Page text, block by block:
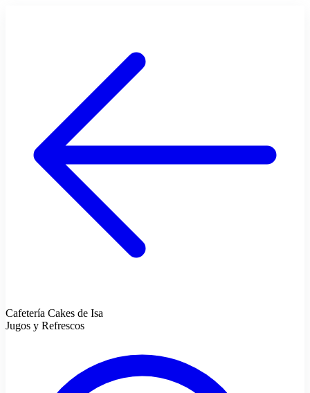
Cafetería Cakes de Isa
Jugos y Refrescos